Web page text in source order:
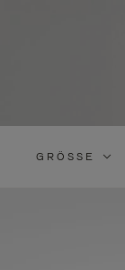
GRÖSSE